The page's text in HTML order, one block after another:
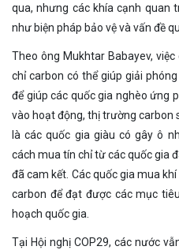
qua, nhưng các khía cạnh quan
như biện pháp bảo vệ và vấn đề
Theo ông Mukhtar Babayev,
chỉ carbon có thể giúp giải
để giúp các quốc gia nghèo ứng
vào hoạt động, thị trường carbon
là các quốc gia giàu có gây ô
cách mua tín chỉ từ các quốc gia
đã cam kết. Các quốc gia mua
carbon để đạt được các mục
hoạch quốc gia.
Tại Hội nghị COP29, các nước